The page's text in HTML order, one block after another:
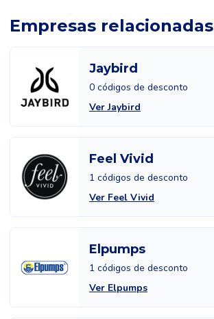
Empresas relacionadas
Jaybird
0 códigos de desconto
Ver Jaybird
Feel Vivid
1 códigos de desconto
Ver Feel Vivid
Elpumps
1 códigos de desconto
Ver Elpumps